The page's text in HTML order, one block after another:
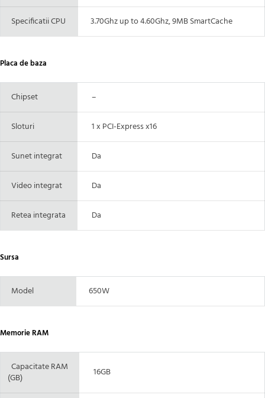
Specificatii CPU 3.70Ghz up to 4.60Ghz, 9MB SmartCache
Placa de baza
Chipset –
Sloturi 1 x PCI-Express x16
Sunet integrat Da
Video integrat Da
Retea integrata Da
Sursa
Model 650W
Memorie RAM
Capacitate RAM
(GB)
16GB